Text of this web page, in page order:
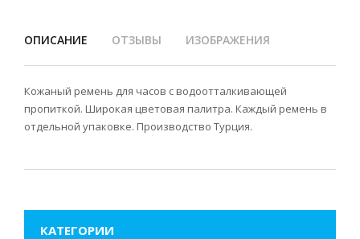
ОПИСАНИЕ ОТЗЫВЫ ИЗОБРАЖЕНИЯ
Кожаный ремень для часов с водоотталкивающей
пропиткой. Широкая цветовая палитра. Каждый ремень в
отдельной упаковке. Производство Турция.
КАТЕГОРИИ